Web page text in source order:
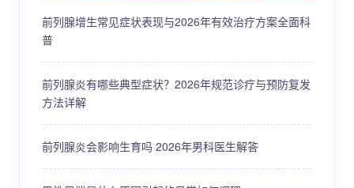
前列腺增生常见症状表现与2026年有效治疗方案全面科
普
前列腺炎有哪些典型症状？2026年规范诊疗与预防复发
方法详解
前列腺炎会影响生育吗 2026年男科医生解答